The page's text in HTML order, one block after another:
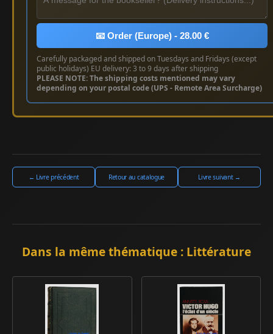
📧 Order (Europe) - 28.00 €
Carefully packaged and shipped on Tuesdays and Fridays (except
public holidays) EU delivery: 3 to 9 days after shipping
PLEASE NOTE: The shipping costs mentioned may vary
depending on your postal code (UPS - Remote Area Surcharge)
← Livre précédent Retour au catalogue Livre suivant →
Dans la même thématique : Littérature